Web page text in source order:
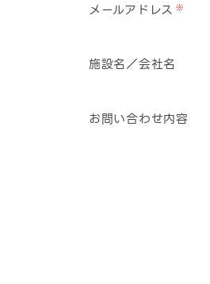
メールアドレス ※
施設名／会社名
お問い合わせ内容